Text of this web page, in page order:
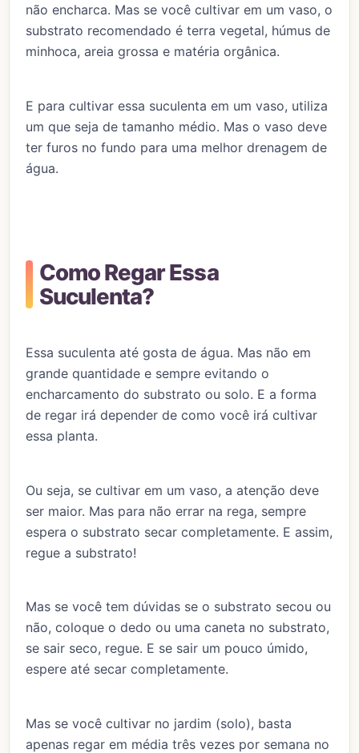
não encharca. Mas se você cultivar em um vaso, o
substrato recomendado é terra vegetal, húmus de
minhoca, areia grossa e matéria orgânica.
E para cultivar essa suculenta em um vaso, utiliza
um que seja de tamanho médio. Mas o vaso deve
ter furos no fundo para uma melhor drenagem de
água.
Como Regar Essa
Suculenta?
Essa suculenta até gosta de água. Mas não em
grande quantidade e sempre evitando o
encharcamento do substrato ou solo. E a forma
de regar irá depender de como você irá cultivar
essa planta.
Ou seja, se cultivar em um vaso, a atenção deve
ser maior. Mas para não errar na rega, sempre
espera o substrato secar completamente. E assim,
regue a substrato!
Mas se você tem dúvidas se o substrato secou ou
não, coloque o dedo ou uma caneta no substrato,
se sair seco, regue. E se sair um pouco úmido,
espere até secar completamente.
Mas se você cultivar no jardim (solo), basta
apenas regar em média três vezes por semana no